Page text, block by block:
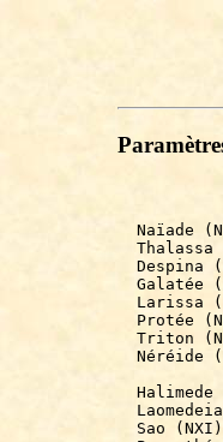
Naïade
Thalassa
Despina
Galatée
Larissa
Protée
Triton
Néréide
Halimede
Sao